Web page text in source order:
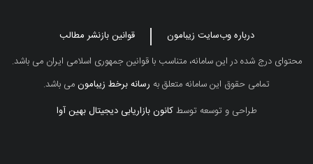
درباره وب‌سایت زیبامون
قوانین بازنشر مطالب
محتوای درج شده در این سامانه، متناسب با قوانین جمهوری اسلامی ایران می باشد.
تمامی حقوق این سامانه متعلق به رسانه برخط زیبامونمی باشد.
طراحی و توسعه توسطکانون بازاریابی دیجیتال بهین آوا